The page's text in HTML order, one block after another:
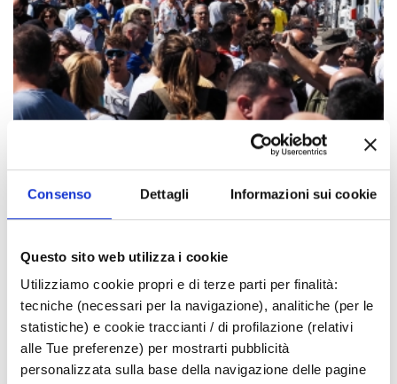
Consenso Dettagli Informazioni sui cookie
Questo sito web utilizza i cookie
Utilizziamo cookie propri e di terze parti per finalità:
tecniche (necessari per la navigazione), analitiche (per le
statistiche) e cookie traccianti / di profilazione (relativi
alle Tue preferenze) per mostrarti pubblicità
personalizzata sulla base della navigazione delle pagine
Die Veranstaltungen können sich ändern. Bitte
vor Ort sind.
VERANSTALTUNGSLINK